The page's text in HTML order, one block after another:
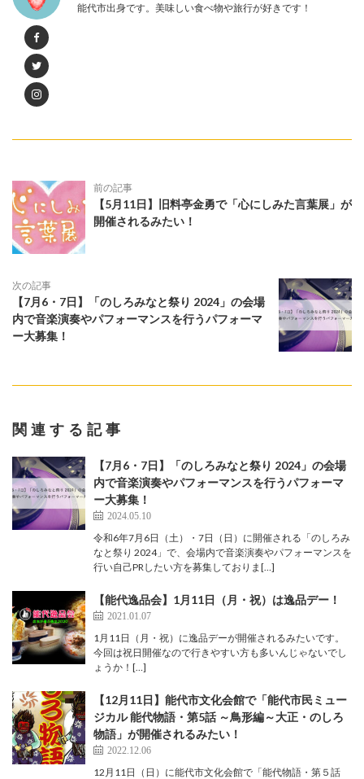
能代市出身です。美味しい食べ物や旅行が好きです！
前の記事
【5月11日】旧料亭金勇で「心にしみた言葉展」が
開催されるみたい！
次の記事
【7月6・7日】「のしろみなと祭り 2024」の会場
内で音楽演奏やパフォーマンスを行うパフォーマ
ー大募集！
関連する記事
【7月6・7日】「のしろみなと祭り 2024」の会場
内で音楽演奏やパフォーマンスを行うパフォーマ
ー大募集！
2024.05.10
令和6年7月6日（土）・7日（日）に開催される「のしろみ
なと祭り 2024」で、会場内で音楽演奏やパフォーマンスを
行い自己PRしたい方を募集しておりま[…]
【能代逸品会】1月11日（月・祝）は逸品デー！
2021.01.07
1月11日（月・祝）に逸品デーが開催されるみたいです。
今回は祝日開催なので行きやすい方も多いんじゃないでし
ょうか！[…]
【12月11日】能代市文化会館で「能代市民ミュー
ジカル 能代物語・第5話 ～鳥形編～大正・のしろ
物語」が開催されるみたい！
2022.12.06
12月11日（日）に能代市文化会館で「能代物語・第５話